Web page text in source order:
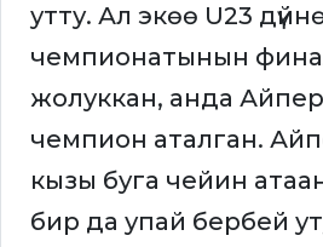
утту. Ал экөө U23
чемпионатынын
жолуккан, анда
чемпион аталган.
кызы буга чейин
бир да упай бербей